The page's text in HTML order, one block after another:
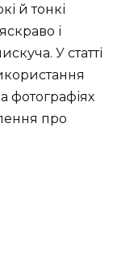
й тонкі
і
У статті
фотографіях
про